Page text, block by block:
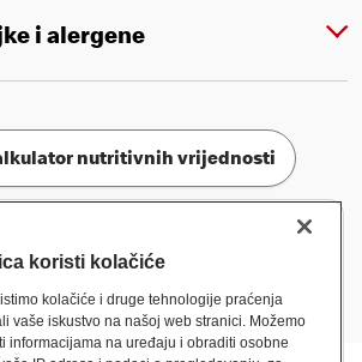
i alergene
nutritivnih vrijednosti
koristi kolačiće
kolačiće i druge tehnologije praćenja
vaše iskustvo na našoj web stranici. Možemo
informacijama na uređaju i obraditi osobne